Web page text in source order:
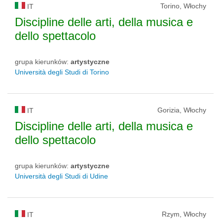
IT Torino, Włochy
Discipline delle arti, della musica e
dello spettacolo
grupa kierunków: artystyczne
Università degli Studi di Torino
IT Gorizia, Włochy
Discipline delle arti, della musica e
dello spettacolo
grupa kierunków: artystyczne
Università degli Studi di Udine
IT Rzym, Włochy